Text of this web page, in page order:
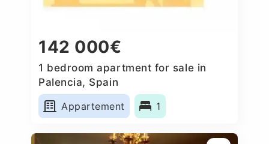
142 000€
1 bedroom apartment for sale in
Palencia, Spain
Appartement
1